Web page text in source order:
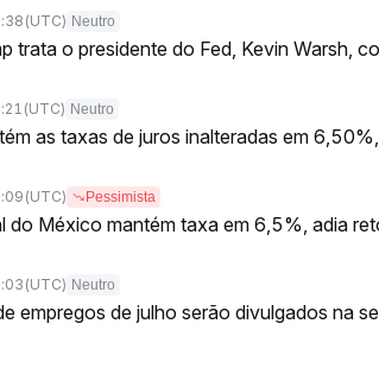
(UTC) Neutro
trata o presidente do Fed, Kevin Warsh,
(UTC) Neutro
as taxas de juros inalteradas em
(UTC) Pessimista
do México mantém taxa em 6,5%, adia
(UTC) Neutro
empregos de julho serão divulgados na